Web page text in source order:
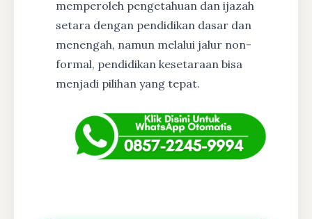
memperoleh pengetahuan dan ijazah
setara dengan pendidikan dasar dan
menengah, namun melalui jalur non-
formal, pendidikan kesetaraan bisa
menjadi pilihan yang tepat.